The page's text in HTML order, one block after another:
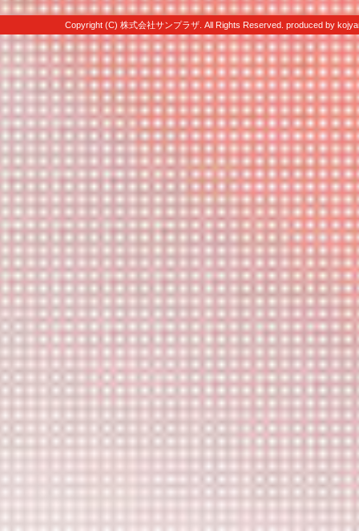
Copyright (C) 株式会社サンプラザ. All Rights Reserved. produced by